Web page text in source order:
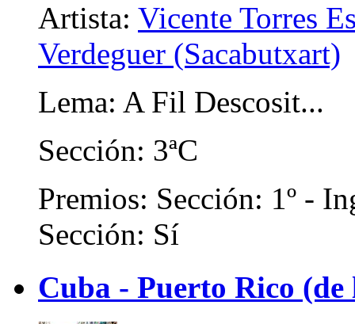
Artista: Vicente Torres
Verdeguer (Sacabutxart)
Lema: A Fil Descosit...
Sección: 3ªC
Premios: Sección: 1º -
Sección: Sí
Cuba - Puerto Rico